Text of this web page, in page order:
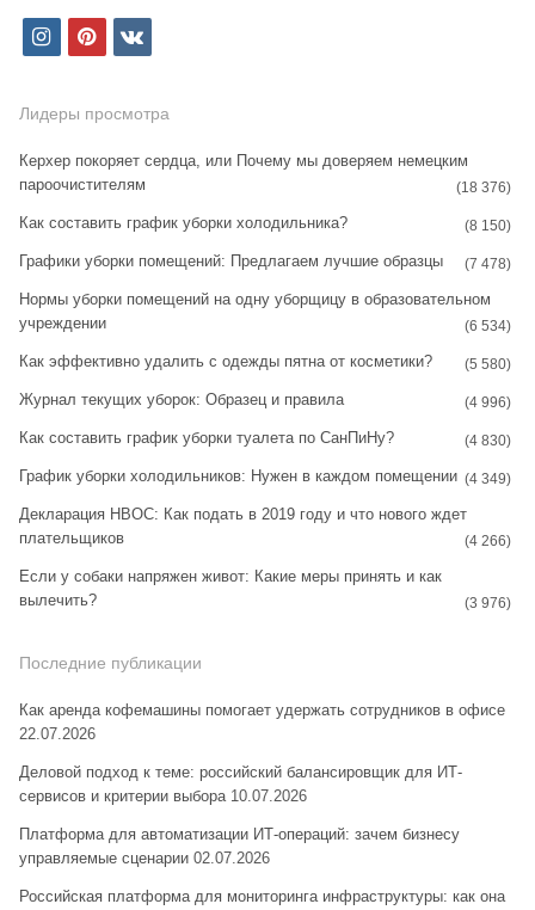
i
s
a
g
r
a
p
n
e
r
e
s
v
Лидеры просмотра
Керхер покоряет сердца, или Почему мы доверяем немецким
пароочистителям
(18 376)
Как составить график уборки холодильника? (8 150)
Графики уборки помещений: Предлагаем лучшие образцы (7 478)
Нормы уборки помещений на одну уборщицу в образовательном
учреждении
(6 534)
Как эффективно удалить с одежды пятна от косметики? (5 580)
Журнал текущих уборок: Образец и правила (4 996)
Как составить график уборки туалета по СанПиНу? (4 830)
График уборки холодильников: Нужен в каждом помещении (4 349)
Декларация НВОС: Как подать в 2019 году и что нового ждет
плательщиков
(4 266)
Если у собаки напряжен живот: Какие меры принять и как
вылечить?
(3 976)
Последние публикации
Как аренда кофемашины помогает удержать сотрудников в офисе
22.07.2026
Деловой подход к теме: российский балансировщик для ИТ-
сервисов и критерии выбора 10.07.2026
Платформа для автоматизации ИТ-операций: зачем бизнесу
управляемые сценарии 02.07.2026
Российская платформа для мониторинга инфраструктуры: как она